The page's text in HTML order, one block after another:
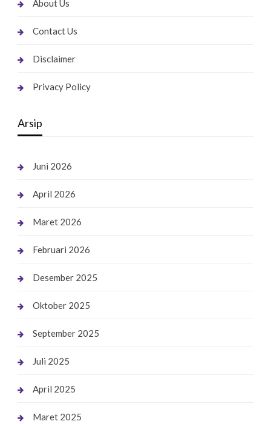
About Us
Contact Us
Disclaimer
Privacy Policy
Arsip
Juni 2026
April 2026
Maret 2026
Februari 2026
Desember 2025
Oktober 2025
September 2025
Juli 2025
April 2025
Maret 2025